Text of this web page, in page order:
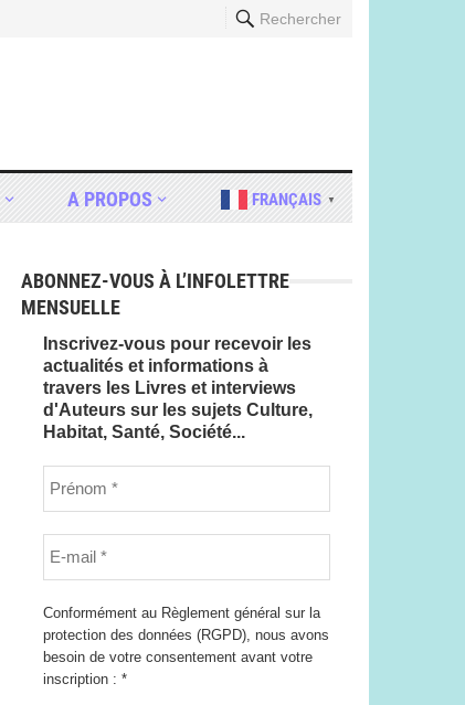
Rechercher
A PROPOS FRANÇAIS ▼
ABONNEZ-VOUS À L’INFOLETTRE
MENSUELLE
Inscrivez-vous pour recevoir les
actualités et informations à
travers les Livres et interviews
d'Auteurs sur les sujets Culture,
Habitat, Santé, Société...
Conformément au Règlement général sur la
protection des données (RGPD), nous avons
besoin de votre consentement avant votre
inscription : *